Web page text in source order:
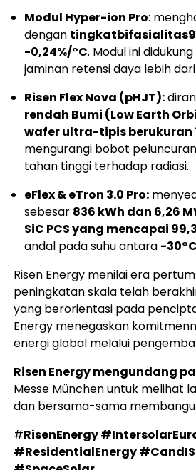
Modul Hyper-ion Pro:
dengan tingkatbifasialitas
-0,24%/°C. Modul ini didukung
jaminan retensi daya lebih dari
Risen Flex Nova (pHJT):
rendah Bumi (Low Earth
wafer ultra-tipis berukuran
mengurangi bobot
tahan tinggi terhadap radiasi.
eFlex & eTron 3.0 Pro:
sebesar 836 kWh dan 6,26
SiC PCS yang mencapai
andal pada suhu antara -
Risen Energy menilai era
peningkatan skala telah
yang berorientasi pada
Energy menegaskan
energi global melalui
Risen Energy mengundang
Messe München untuk melihat
dan bersama-sama
#RisenEnergy
#ResidentialEnergy